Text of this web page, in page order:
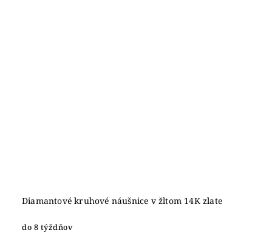
Diamantové kruhové náušnice v žltom 14K zlate
do 8 týždňov